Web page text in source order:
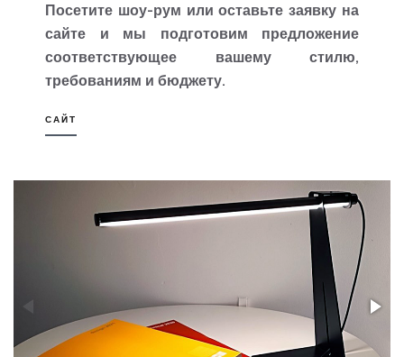
Посетите шоу-рум или оставьте заявку на
сайте и мы подготовим предложение
соответствующее вашему стилю,
требованиям и бюджету.
САЙТ